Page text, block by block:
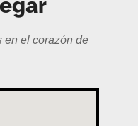
en el corazón de